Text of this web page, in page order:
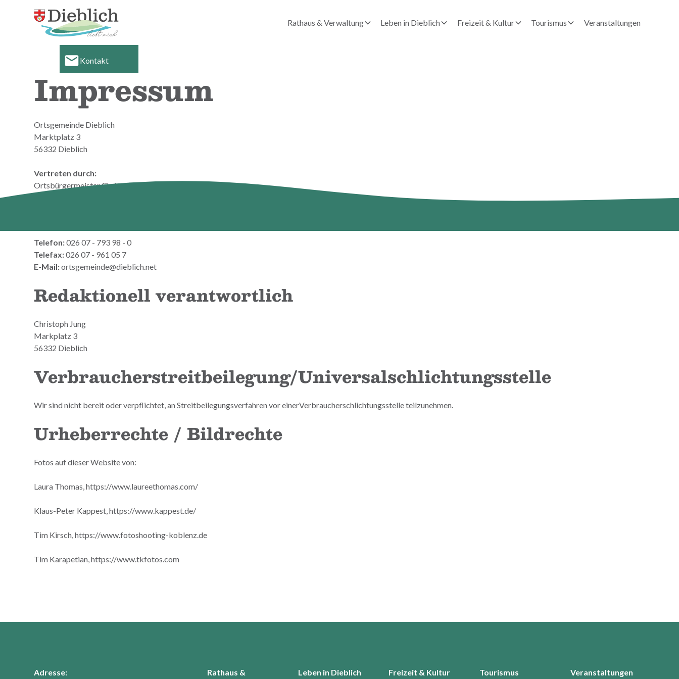
Rathaus & Verwaltung Leben in Dieblich Freizeit & Kultur Tourismus Veranstaltungen
Suche
Leichte Sprache
Kontakt
Impressum
Ortsgemeinde Dieblich
Marktplatz 3
56332 Dieblich
Vertreten durch:
Ortsbürgermeister Christoph Jung
Telefon:026 07 - 793 98 - 0
Telefax:026 07 - 961 05 7
E-Mail:ortsgemeinde@dieblich.net
Redaktionell verantwortlich
Christoph Jung
Markplatz 3
56332 Dieblich
Verbraucherstreitbeilegung/Universalschlichtungsstelle
Wir sind nicht bereit oder verpflichtet, an Streitbeilegungsverfahren vor einerVerbraucherschlichtungsstelle teilzunehmen.
Urheberrechte / Bildrechte
Fotos auf dieser Website von:
Laura Thomas, https://www.laureethomas.com/
Klaus-Peter Kappest, https://www.kappest.de/
Tim Kirsch, https://www.fotoshooting-koblenz.de
Tim Karapetian, https://www.tkfotos.com
Adresse: Rathaus & Leben in Dieblich Freizeit & Kultur Tourismus Veranstaltungen